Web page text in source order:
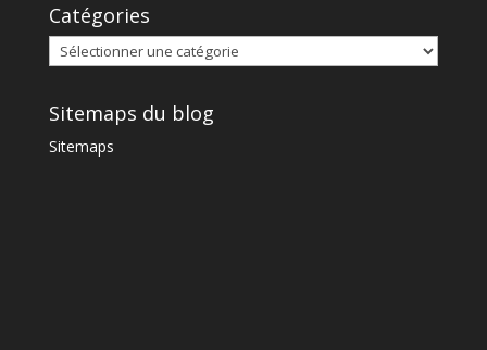
Catégories
Sitemaps du blog
Sitemaps